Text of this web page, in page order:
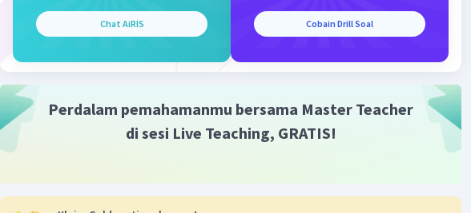
Semoga membantu wira A
Chat AiRIS Cobain Drill Soal
Perdalam pemahamanmu bersama Master Teacher
di sesi Live Teaching, GRATIS!